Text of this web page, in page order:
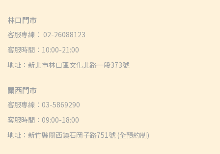
林口門市
客服專線： 02-26088123
客服時間：10:00-21:00
地址：新北市林口區文化北路一段373號
關西門市
客服專線：03-5869290
客服時間：09:00-18:00
地址：新竹縣關西鎮石岡子路751號 (全預約制)